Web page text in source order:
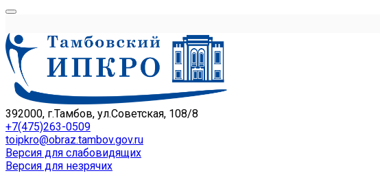
392000, г.Тамбов, ул.Советская, 108/8
+7(475)263-0509
toipkro@obraz.tambov.gov.ru
Версия для слабовидящих
Версия для незрячих